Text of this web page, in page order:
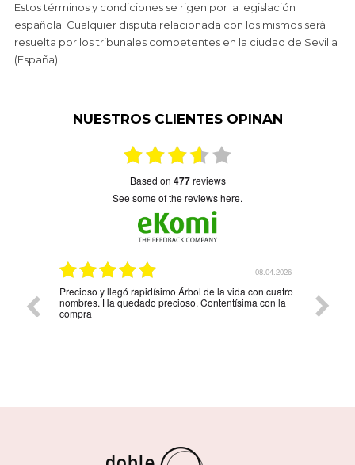
Estos términos y condiciones se rigen por la legislación
española. Cualquier disputa relacionada con los mismos será
resuelta por los tribunales competentes en la ciudad de Sevilla
(España).
NUESTROS CLIENTES OPINAN
based on 477reviews
see some of the reviews here.
08.04.2026
Precioso y llegó rapidísimo Árbol de la vida con cuatro
nombres. Ha quedado precioso. Contentísima con la
compra